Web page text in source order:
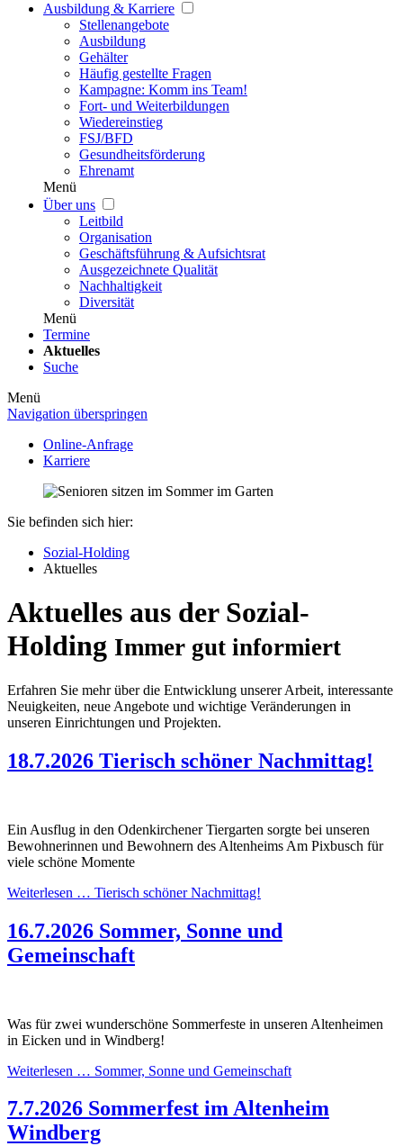
Ausbildung & Karriere
Stellenangebote
Ausbildung
Gehälter
Häufig gestellte Fragen
Kampagne: Komm ins Team!
Fort- und Weiterbildungen
Wiedereinstieg
FSJ/BFD
Gesundheitsförderung
Ehrenamt
Menü
Über uns
Leitbild
Organisation
Geschäftsführung & Aufsichtsrat
Ausgezeichnete Qualität
Nachhaltigkeit
Diversität
Menü
Termine
Aktuelles
Suche
Menü
Navigation überspringen
Online-Anfrage
Karriere
Sie befinden sich hier:
Sozial-Holding
Aktuelles
Aktuelles aus der Sozial-
Holding Immer gut informiert
Erfahren Sie mehr über die Entwicklung unserer Arbeit, interessante
Neuigkeiten, neue Angebote und wichtige Veränderungen in
unseren Einrichtungen und Projekten.
18.7.2026 Tierisch schöner Nachmittag!
Ein Ausflug in den Odenkirchener Tiergarten sorgte bei unseren
Bewohnerinnen und Bewohnern des Altenheims Am Pixbusch für
viele schöne Momente
Weiterlesen … Tierisch schöner Nachmittag!
16.7.2026 Sommer, Sonne und
Gemeinschaft
Was für zwei wunderschöne Sommerfeste in unseren Altenheimen
in Eicken und in Windberg!
Weiterlesen … Sommer, Sonne und Gemeinschaft
7.7.2026 Sommerfest im Altenheim
Windberg